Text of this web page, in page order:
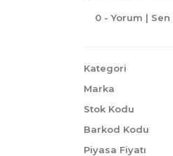
0 - Yorum |
Kategori
Marka
Stok Kodu
Barkod Kodu
Piyasa Fiyatı